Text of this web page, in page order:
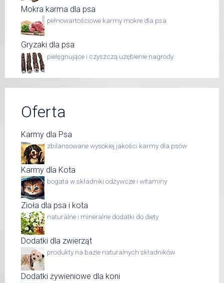
Mokra karma dla psa
pełnowartościowe karmy mokre dla psa
Gryzaki dla psa
pielęgnujące i czyszczą uzębienie nagrody
Oferta
Karmy dla Psa
zbilansowane wysokiej jakości karmy dla psów
Karmy dla Kota
bogata w składniki odżywcze i witaminy
Zioła dla psa i kota
naturalne i mineralne dodatki do diety
Dodatki dla zwierząt
produkty na bazie naturalnych składników
Dodatki żywieniowe dla koni